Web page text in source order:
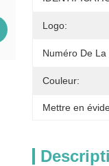
Logo:
Numéro De La
Couleur:
Mettre en